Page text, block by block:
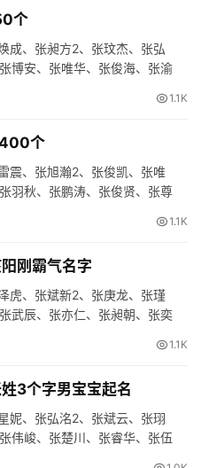
个
成、张昶方2、张玟杰、张弘
博安、张唯华、张俊海、张渝
1.1K
400个
震、张旭瀚2、张俊凯、张唯
羽秋、张鹏涛、张俊贤、张尊
1.1K
刚霸气名字
虎、张斌新2、张庚龙、张瑾
武辰、张亦仁、张昶朝、张奕
1.1K
3个字男宝宝起名
妮、张弘洺2、张斌云、张珝
伟峻、张楚川、张睿华、张伍